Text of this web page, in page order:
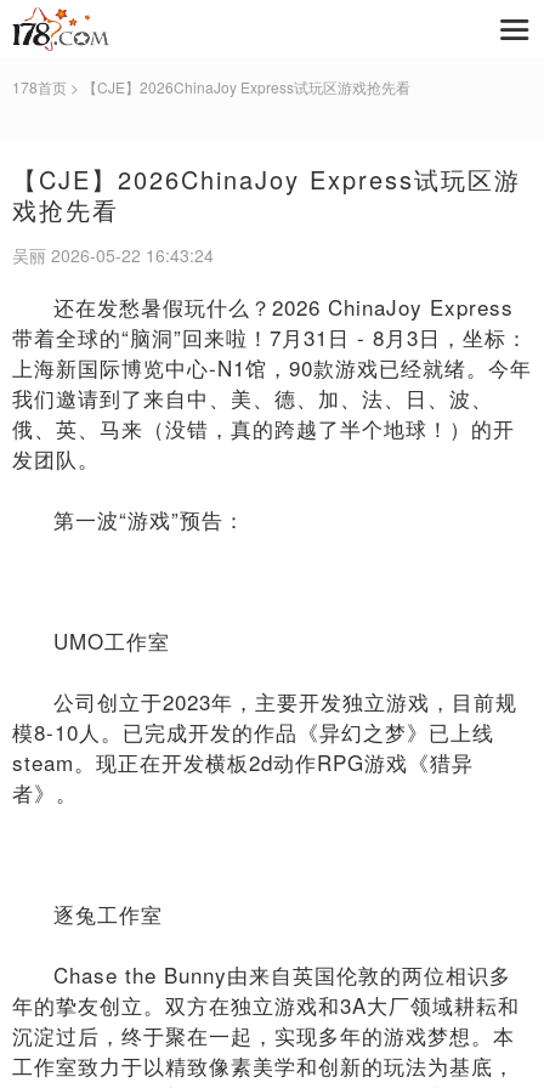
178首页 > 【CJE】2026ChinaJoy Express试玩区游戏抢先看
【CJE】2026ChinaJoy Express试玩区游
戏抢先看
吴丽 2026-05-22 16:43:24
还在发愁暑假玩什么？2026 ChinaJoy Express
带着全球的“脑洞”回来啦！7月31日 - 8月3日，坐标：
上海新国际博览中心-N1馆，90款游戏已经就绪。今年
我们邀请到了来自中、美、德、加、法、日、波、
俄、英、马来（没错，真的跨越了半个地球！）的开
发团队。
第一波“游戏”预告：
UMO工作室
公司创立于2023年，主要开发独立游戏，目前规
模8-10人。已完成开发的作品《异幻之梦》已上线
steam。现正在开发横板2d动作RPG游戏《猎异
者》。
逐兔工作室
Chase the Bunny由来自英国伦敦的两位相识多
年的挚友创立。双方在独立游戏和3A大厂领域耕耘和
沉淀过后，终于聚在一起，实现多年的游戏梦想。本
工作室致力于以精致像素美学和创新的玩法为基底，